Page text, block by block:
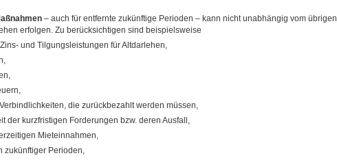
– auch für entfernte zukünftige Perioden – kann nicht unabhängig vom übrigen
erfolgen. Zu berücksichtigen sind beispielsweise
und Tilgungsleistungen für Altdarlehen,
die zurückbezahlt werden müssen,
der kurzfristigen Forderungen bzw. deren Ausfall,
Mieteinnahmen,
zukünftiger Perioden,